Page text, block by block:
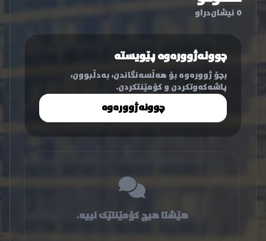
0 نیشان‌دراو
چوونەژوورەوە پێویستە
بچۆ ژوورەوە بۆ هەڵسەنگاندن، بەدڵبوون،
پاشەکەوتکردن و کۆمێنتکردن.
چوونەژوورەوە
هێشتا هیچ کۆمێنتێک نییە.